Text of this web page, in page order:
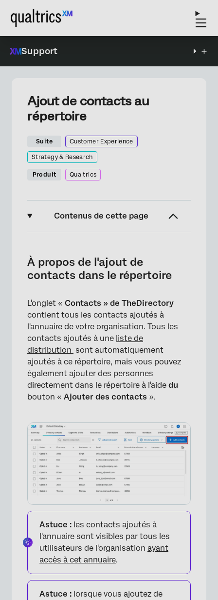
Support
Ajout de contacts au
répertoire
Suite Customer Experience
Strategy & Research
Produit Qualtrics
Contenus de cette page
Projets pouvant utiliser les contacts du
Répertoire XM
Champs de contact disponibles
Téléchargement d'un fichier de contacts du
répertoire
Dépannage des importations de fichiers de
contacts
Saisie manuelle des contacts du répertoire
Ajout de contacts à partir d'interceptions
Extraction automatique de contacts d'une
autre plate-forme
FAQs
À propos de l'ajout de
contacts dans le répertoire
L'onglet « Contacts » de TheDirectory
contient tous les contacts ajoutés à
l'annuaire de votre organisation. Tous les
contacts ajoutés à une liste de
distribution sont automatiquement
ajoutés à ce répertoire, mais vous pouvez
également ajouter des personnes
directement dans le répertoire à l'aide du
bouton « Ajouter des contacts ».
Astuce : les contacts ajoutés à
l'annuaire sont visibles par tous les
utilisateurs de l'organisation ayant
accès à cet annuaire.
Astuce : lorsque vous ajoutez de